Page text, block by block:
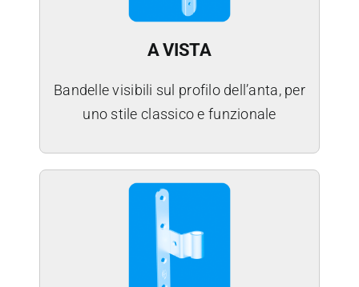
A VISTA
Bandelle visibili sul profilo dell’anta, per
uno stile classico e funzionale